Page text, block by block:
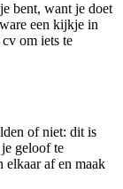
bent, want je doet
een kijkje in
om iets te
of niet: dit is
geloof te
elkaar af en maak